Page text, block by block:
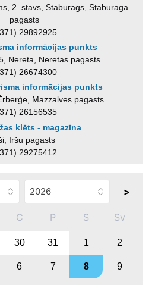
2. stāvs, Staburags, Staburaga
pagasts
29892925
informācijas punkts
Nereta, Neretas pagasts
26674300
informācijas punkts
Mazzalves pagasts
26156535
klēts - magazīna
Iršu pagasts
29275412
>
C P S Sv
30 31 1 2
6 7 8 9